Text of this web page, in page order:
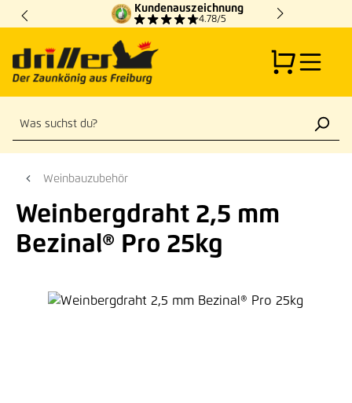
Zum Hauptinhalt springen
Kundenauszeichnung
4.78/5
Weinbauzubehör
Weinbergdraht 2,5 mm
Bezinal® Pro 25kg
Bildergalerie überspringen